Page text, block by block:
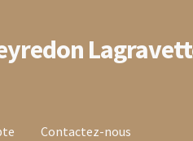
Contactez-nous